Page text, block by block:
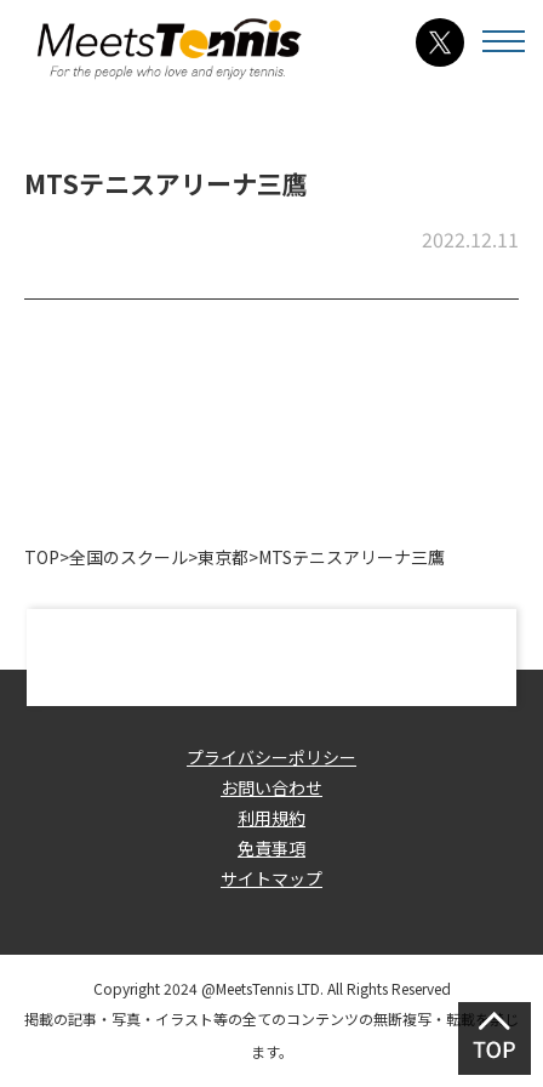
MTSテニスアリーナ三鷹
2022.12.11
TOP>全国のスクール>東京都>MTSテニスアリーナ三鷹
プライバシーポリシー
お問い合わせ
利用規約
免責事項
サイトマップ
Copyright 2024 @MeetsTennis LTD. All Rights Reserved
掲載の記事・写真・イラスト等の全てのコンテンツの無断複写・転載を禁じ
ます。